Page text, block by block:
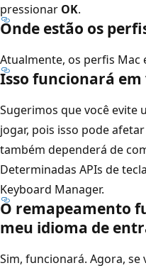
pressionar OK.
Onde estão os
Atualmente, os perfis Mac
Isso funcionará em
Sugerimos que você evite
jogar, pois isso pode
também dependerá de
Determinadas APIs de
Keyboard Manager.
O remapeamento
meu idioma de
Sim, funcionará. Agora, se